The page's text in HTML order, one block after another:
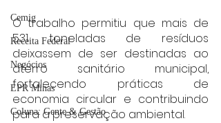
Cemig
Receita Federal
Negócios
EPR Minas
Coluna: Gente & Gestão
O trabalho permitiu que mais de
531 toneladas de resíduos
deixassem de ser destinadas ao
aterro sanitário municipal,
fortalecendo práticas de
economia circular e contribuindo
para a preservação ambiental.